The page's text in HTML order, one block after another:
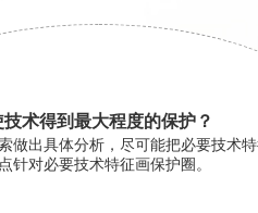
术得到最大程度的保护？
做出具体分析，尽可能把必要技术
针对必要技术特征画保护圈。